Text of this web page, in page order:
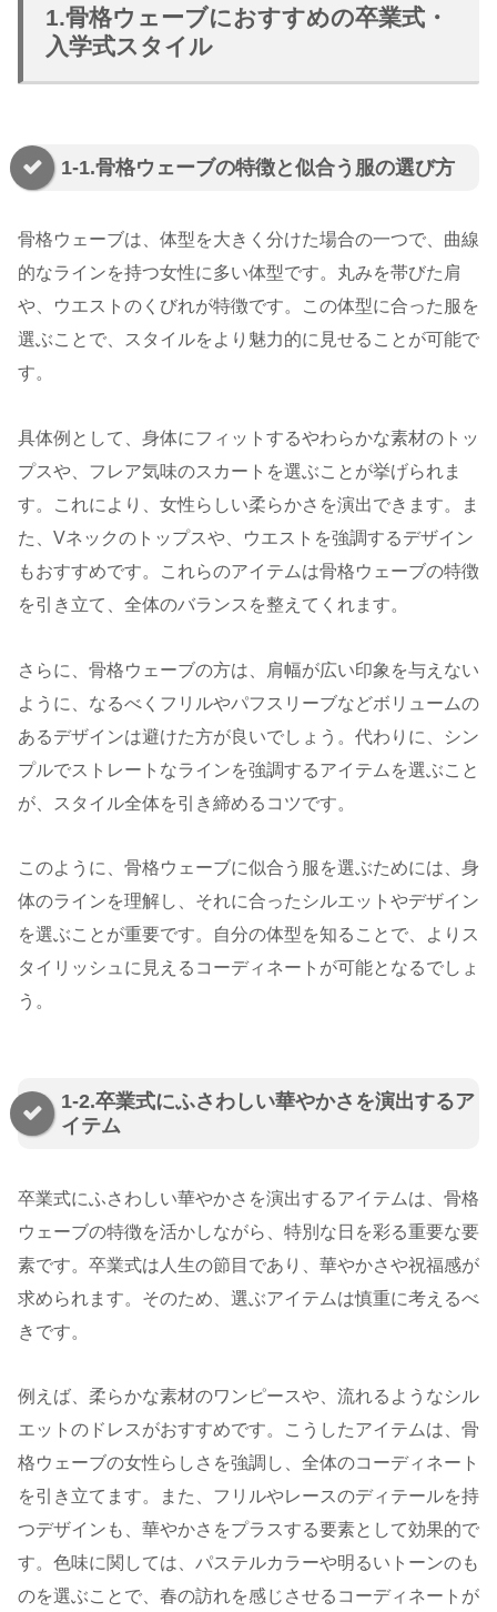
1.骨格ウェーブにおすすめの卒業式・
入学式スタイル
1-1.骨格ウェーブの特徴と似合う服の選び方
骨格ウェーブは、体型を大きく分けた場合の一つで、曲線
的なラインを持つ女性に多い体型です。丸みを帯びた肩
や、ウエストのくびれが特徴です。この体型に合った服を
選ぶことで、スタイルをより魅力的に見せることが可能で
す。
具体例として、身体にフィットするやわらかな素材のトッ
プスや、フレア気味のスカートを選ぶことが挙げられま
す。これにより、女性らしい柔らかさを演出できます。ま
た、Vネックのトップスや、ウエストを強調するデザイン
もおすすめです。これらのアイテムは骨格ウェーブの特徴
を引き立て、全体のバランスを整えてくれます。
さらに、骨格ウェーブの方は、肩幅が広い印象を与えない
ように、なるべくフリルやパフスリーブなどボリュームの
あるデザインは避けた方が良いでしょう。代わりに、シン
プルでストレートなラインを強調するアイテムを選ぶこと
が、スタイル全体を引き締めるコツです。
このように、骨格ウェーブに似合う服を選ぶためには、身
体のラインを理解し、それに合ったシルエットやデザイン
を選ぶことが重要です。自分の体型を知ることで、よりス
タイリッシュに見えるコーディネートが可能となるでしょ
う。
1-2.卒業式にふさわしい華やかさを演出するア
イテム
卒業式にふさわしい華やかさを演出するアイテムは、骨格
ウェーブの特徴を活かしながら、特別な日を彩る重要な要
素です。卒業式は人生の節目であり、華やかさや祝福感が
求められます。そのため、選ぶアイテムは慎重に考えるべ
きです。
例えば、柔らかな素材のワンピースや、流れるようなシル
エットのドレスがおすすめです。こうしたアイテムは、骨
格ウェーブの女性らしさを強調し、全体のコーディネート
を引き立てます。また、フリルやレースのディテールを持
つデザインも、華やかさをプラスする要素として効果的で
す。色味に関しては、パステルカラーや明るいトーンのも
のを選ぶことで、春の訪れを感じさせるコーディネートが